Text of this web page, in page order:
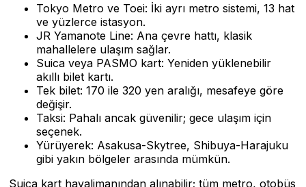
Tokyo Metro ve Toei: İki ayrı metro sistemi, 13 hat
ve yüzlerce istasyon.
JR Yamanote Line: Ana çevre hattı, klasik
mahallelere ulaşım sağlar.
Suica veya PASMO kart: Yeniden yüklenebilir
akıllı bilet kartı.
Tek bilet: 170 ile 320 yen aralığı, mesafeye göre
değişir.
Taksi: Pahalı ancak güvenilir; gece ulaşım için
seçenek.
Yürüyerek: Asakusa-Skytree, Shibuya-Harajuku
gibi yakın bölgeler arasında mümkün.
Suica kart havalimanından alınabilir; tüm metro, otobüs